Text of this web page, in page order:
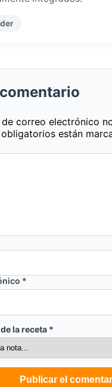
correo electrónico
están
*
la receta *